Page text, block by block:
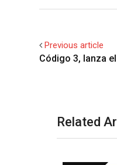
Previous article
Código 3, lanza
Related